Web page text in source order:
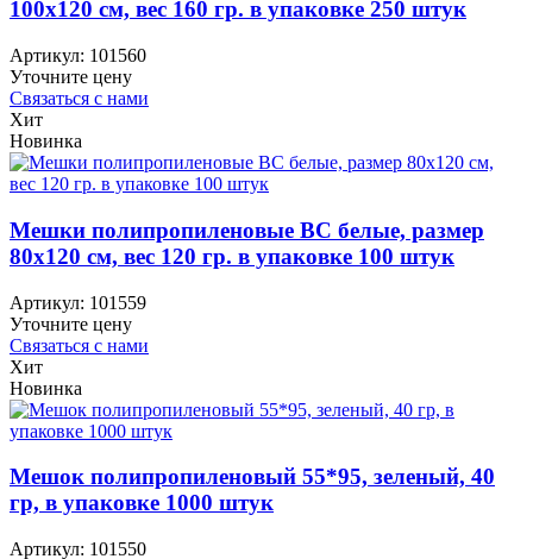
100х120 см, вес 160 гр. в упаковке 250 штук
Артикул: 101560
Уточните цену
Связаться с нами
Хит
Новинка
Мешки полипропиленовые ВС белые, размер
80х120 см, вес 120 гр. в упаковке 100 штук
Артикул: 101559
Уточните цену
Связаться с нами
Хит
Новинка
Мешок полипропиленовый 55*95, зеленый, 40
гр, в упаковке 1000 штук
Артикул: 101550